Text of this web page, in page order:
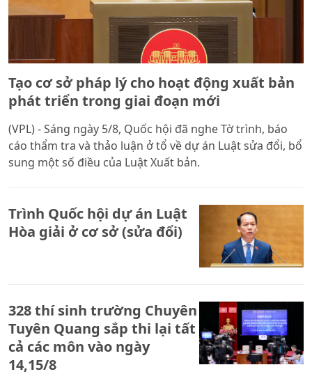
Tạo cơ sở pháp lý cho hoạt động xuất bản
phát triển trong giai đoạn mới
(VPL) - Sáng ngày 5/8, Quốc hội đã nghe Tờ trình, báo
cáo thẩm tra và thảo luận ở tổ về dự án Luật sửa đổi, bổ
sung một số điều của Luật Xuất bản.
Trình Quốc hội dự án Luật
Hòa giải ở cơ sở (sửa đổi)
328 thí sinh trường Chuyên
Tuyên Quang sắp thi lại tất
cả các môn vào ngày
14,15/8